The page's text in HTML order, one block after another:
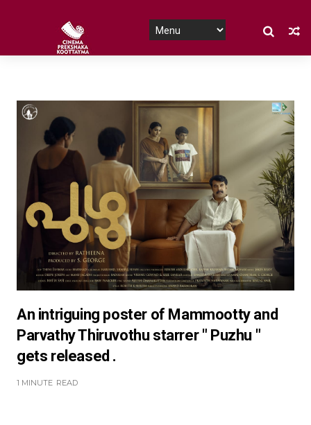
An intriguing poster of Mammootty and
Parvathy Thiruvothu starrer " Puzhu "
gets released .
1 MINUTE READ